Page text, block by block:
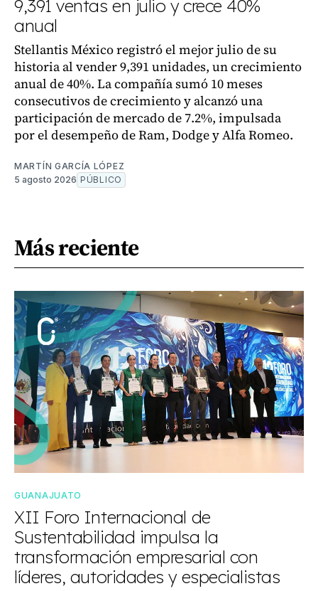
9,391 ventas en julio y crece 40%
anual
Stellantis México registró el mejor julio de su
historia al vender 9,391 unidades, un crecimiento
anual de 40%. La compañía sumó 10 meses
consecutivos de crecimiento y alcanzó una
participación de mercado de 7.2%, impulsada
por el desempeño de Ram, Dodge y Alfa Romeo.
MARTÍN GARCÍA LÓPEZ
5 agosto 2026 PÚBLICO
Más reciente
GUANAJUATO
XII Foro Internacional de
Sustentabilidad impulsa la
transformación empresarial con
líderes, autoridades y especialistas